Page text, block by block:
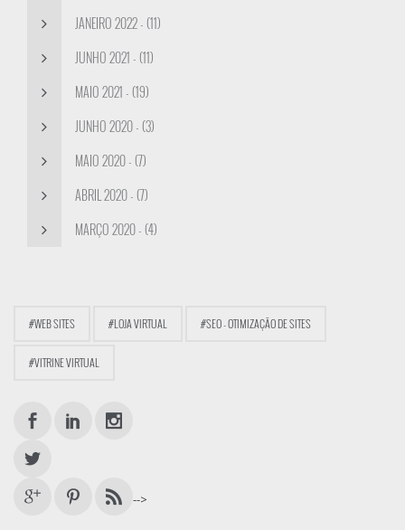
JANEIRO 2022 - (11)
JUNHO 2021 - (11)
MAIO 2021 - (19)
JUNHO 2020 - (3)
MAIO 2020 - (7)
ABRIL 2020 - (7)
MARÇO 2020 - (4)
#WEB SITES #LOJA VIRTUAL #SEO - OTIMIZAÇÃO DE SITES
#VITRINE VIRTUAL
-->